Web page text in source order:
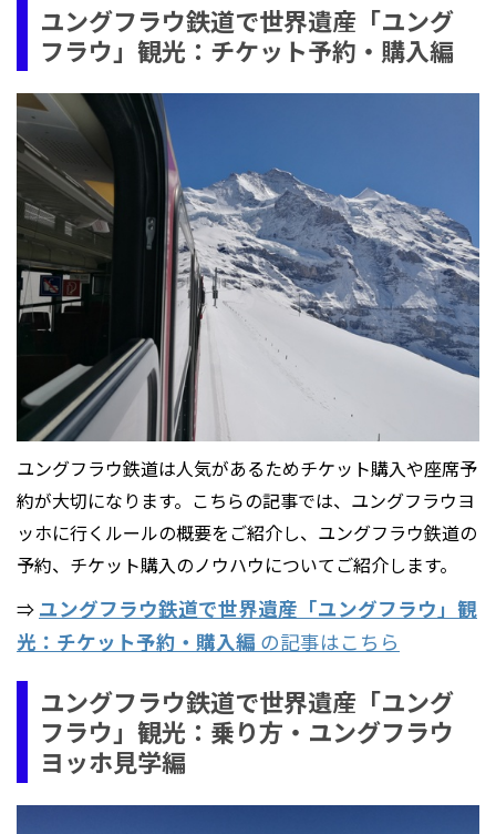
ユングフラウ鉄道で世界遺産「ユング
フラウ」観光：チケット予約・購入編
ユングフラウ鉄道は人気があるためチケット購入や座席予
約が大切になります。こちらの記事では、ユングフラウヨ
ッホに行くルールの概要をご紹介し、ユングフラウ鉄道の
予約、チケット購入のノウハウについてご紹介します。
⇒ ユングフラウ鉄道で世界遺産「ユングフラウ」観
光：チケット予約・購入編 の記事はこちら
ユングフラウ鉄道で世界遺産「ユング
フラウ」観光：乗り方・ユングフラウ
ヨッホ見学編